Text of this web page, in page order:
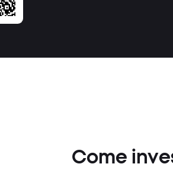
Come